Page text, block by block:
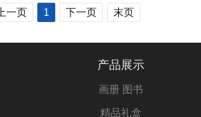
上一页 1 下一页 末页
产品展示
画册 图书
精品礼盒